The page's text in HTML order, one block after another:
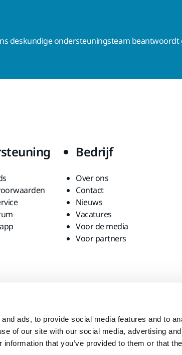
ads, to provide social media features and to
of our site with our social media, advertising
that you’ve provided to them or that
deskundige ondersteuningsteam beantwoordt
Bedrijf
Over ons
Contact
Nieuws
Vacatures
Voor de media
Voor partners